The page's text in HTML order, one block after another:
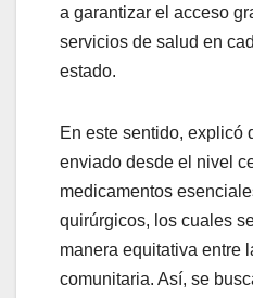
a garantizar el acceso
servicios de salud en
estado.
En este sentido, explicó
enviado desde el nivel
medicamentos
quirúrgicos, los cuales
manera equitativa entre
comunitaria. Así, se